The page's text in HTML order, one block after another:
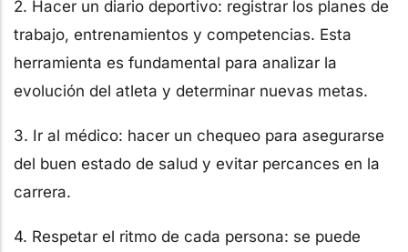
2. Hacer un diario deportivo: registrar los planes de
trabajo, entrenamientos y competencias. Esta
herramienta es fundamental para analizar la
evolución del atleta y determinar nuevas metas.
3. Ir al médico: hacer un chequeo para asegurarse
del buen estado de salud y evitar percances en la
carrera.
4. Respetar el ritmo de cada persona: se puede